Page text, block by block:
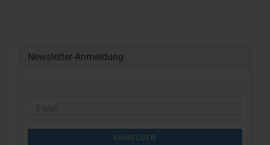
Newsletter-Anmeldung
NEWSLETTER-
ANMELDEN